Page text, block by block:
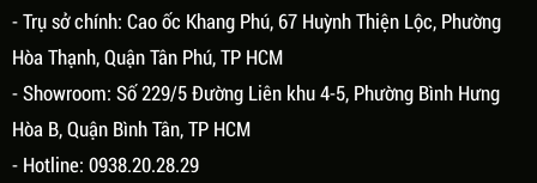
- Trụ sở chính: Cao ốc Khang Phú, 67 Huỳnh Thiện Lộc, Phường
Hòa Thạnh, Quận Tân Phú, TP HCM
- Showroom: Số 229/5 Đường Liên khu 4-5, Phường Bình Hưng
Hòa B, Quận Bình Tân, TP HCM
- Hotline: 0938.20.28.29